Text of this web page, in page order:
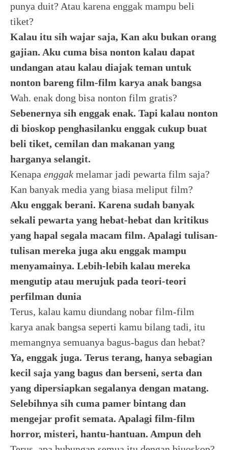
punya duit? Atau karena enggak mampu beli
tiket?
Kalau itu sih wajar saja, Kan aku bukan orang
gajian. Aku cuma bisa nonton kalau dapat
undangan atau kalau diajak teman untuk
nonton bareng film-film karya anak bangsa
Wah. enak dong bisa nonton film gratis?
Sebenernya sih enggak enak. Tapi kalau nonton
di bioskop penghasilanku enggak cukup buat
beli tiket, cemilan dan makanan yang
harganya selangit.
Kenapa enggak melamar jadi pewarta film saja?
Kan banyak media yang biasa meliput film?
Aku enggak berani. Karena sudah banyak
sekali pewarta yang hebat-hebat dan kritikus
yang hapal segala macam film. Apalagi tulisan-
tulisan mereka juga aku enggak mampu
menyamainya. Lebih-lebih kalau mereka
mengutip atau merujuk pada teori-teori
perfilman dunia
Terus, kalau kamu diundang nobar film-film
karya anak bangsa seperti kamu bilang tadi, itu
memangnya semuanya bagus-bagus dan hebat?
Ya, enggak juga. Terus terang, hanya sebagian
kecil saja yang bagus dan berseni, serta dan
yang dipersiapkan segalanya dengan matang.
Selebihnya sih cuma pamer bintang dan
mengejar profit semata. Apalagi film-film
horror, misteri, hantu-hantuan. Ampun deh